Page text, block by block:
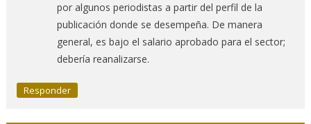
por algunos periodistas a partir del perfil de la
publicación donde se desempeña. De manera
general, es bajo el salario aprobado para el sector;
debería reanalizarse.
Responder